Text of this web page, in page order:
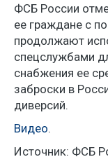
ФСБ России
ее граждане с
продолжают
спецслужбами
снабжения ее
заброски в
диверсий.
Видео.
Источник: ФСБ